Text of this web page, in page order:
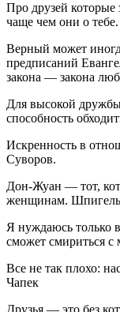
Про друзей которые
чаще чем они о тебе.
Верный может
предписаний
закона — закона
Для высокой
способность
Искренность в
Суворов.
Дон-Жуан — тот,
женщинам.
Я нуждаюсь только
сможет смириться
Все не так плохо:
Чапек